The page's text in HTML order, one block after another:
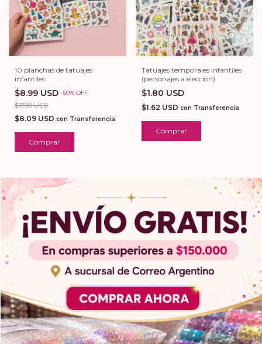
10 planchas de tatuajes
infantiles
$8.99 USD -50% OFF
$17.99 USD
$8.09 USD con Transferencia
Tatuajes temporales Infantiles
(personajes a elección)
$1.80 USD
$1.62 USD con Transferencia
Comprar